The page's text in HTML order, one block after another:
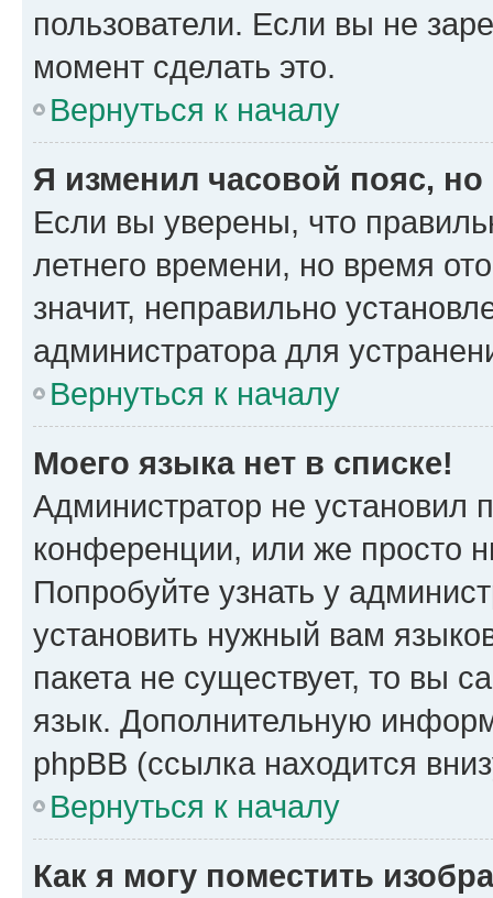
пользователи. Если вы не
момент сделать это.
Вернуться к началу
Я изменил часовой пояс,
Если вы уверены, что
летнего времени, но время
значит, неправильно
администратора для
Вернуться к началу
Моего языка нет в списке!
Администратор не установил
конференции, или же просто
Попробуйте узнать у
установить нужный вам
пакета не существует, то вы
язык. Дополнительную
phpBB (ссылка находится
Вернуться к началу
Как я могу поместить